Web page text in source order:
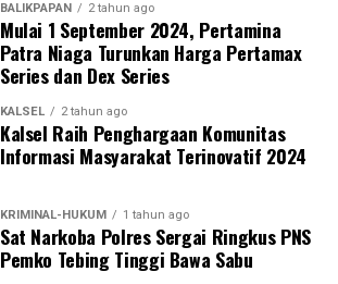
BALIKPAPAN 2 tahun ago
Mulai 1 September 2024, Pertamina
Patra Niaga Turunkan Harga Pertamax
Series dan Dex Series
KALSEL 2 tahun ago
Kalsel Raih Penghargaan Komunitas
Informasi Masyarakat Terinovatif 2024
KRIMINAL-HUKUM 1 tahun ago
Sat Narkoba Polres Sergai Ringkus PNS
Pemko Tebing Tinggi Bawa Sabu